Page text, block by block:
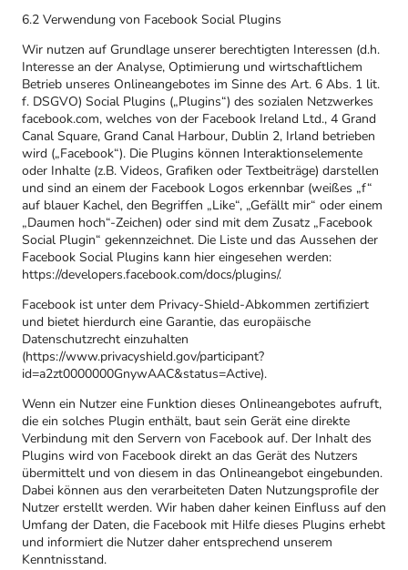
6.2 Verwendung von Facebook Social Plugins
Wir nutzen auf Grundlage unserer berechtigten Interessen (d.h.
Interesse an der Analyse, Optimierung und wirtschaftlichem
Betrieb unseres Onlineangebotes im Sinne des Art. 6 Abs. 1 lit.
f. DSGVO) Social Plugins („Plugins“) des sozialen Netzwerkes
facebook.com, welches von der Facebook Ireland Ltd., 4 Grand
Canal Square, Grand Canal Harbour, Dublin 2, Irland betrieben
wird („Facebook“). Die Plugins können Interaktionselemente
oder Inhalte (z.B. Videos, Grafiken oder Textbeiträge) darstellen
und sind an einem der Facebook Logos erkennbar (weißes „f“
auf blauer Kachel, den Begriffen „Like“, „Gefällt mir“ oder einem
„Daumen hoch“-Zeichen) oder sind mit dem Zusatz „Facebook
Social Plugin“ gekennzeichnet. Die Liste und das Aussehen der
Facebook Social Plugins kann hier eingesehen werden:
https://developers.facebook.com/docs/plugins/.
Facebook ist unter dem Privacy-Shield-Abkommen zertifiziert
und bietet hierdurch eine Garantie, das europäische
Datenschutzrecht einzuhalten
(https://www.privacyshield.gov/participant?
id=a2zt0000000GnywAAC&status=Active).
Wenn ein Nutzer eine Funktion dieses Onlineangebotes aufruft,
die ein solches Plugin enthält, baut sein Gerät eine direkte
Verbindung mit den Servern von Facebook auf. Der Inhalt des
Plugins wird von Facebook direkt an das Gerät des Nutzers
übermittelt und von diesem in das Onlineangebot eingebunden.
Dabei können aus den verarbeiteten Daten Nutzungsprofile der
Nutzer erstellt werden. Wir haben daher keinen Einfluss auf den
Umfang der Daten, die Facebook mit Hilfe dieses Plugins erhebt
und informiert die Nutzer daher entsprechend unserem
Kenntnisstand.